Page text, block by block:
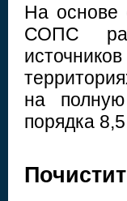
На основе
СОПС
на
порядка